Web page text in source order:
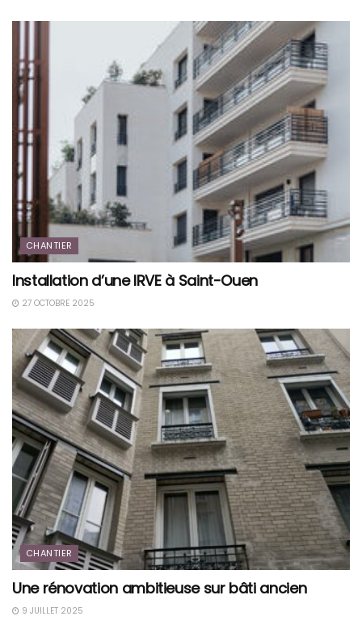
CHANTIER
Installation d’une IRVE à Saint-Ouen
27 OCTOBRE 2025
CHANTIER
Une rénovation ambitieuse sur bâti ancien
9 JUILLET 2025